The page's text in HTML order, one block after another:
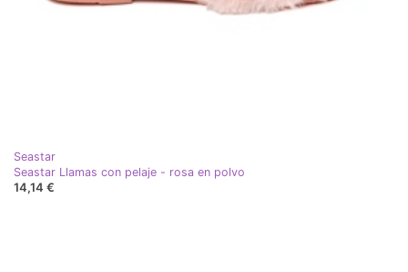
Seastar
Seastar Llamas con pelaje - rosa en polvo
14,14 €